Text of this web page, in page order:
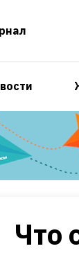
Что